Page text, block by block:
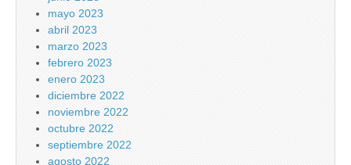
mayo 2023
abril 2023
marzo 2023
febrero 2023
enero 2023
diciembre 2022
noviembre 2022
octubre 2022
septiembre 2022
agosto 2022